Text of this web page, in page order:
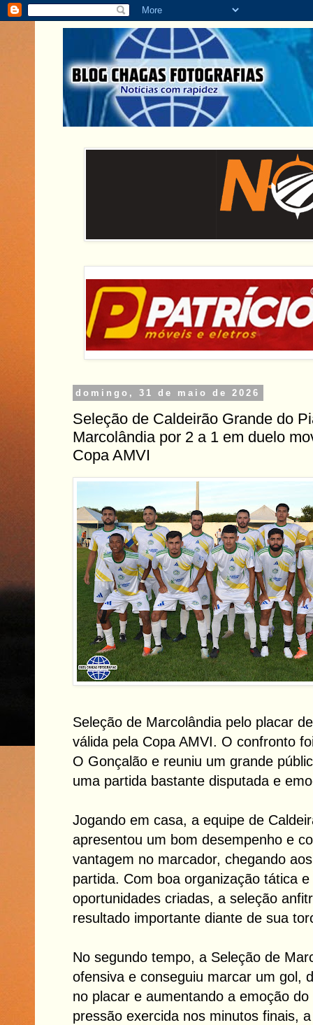
domingo, 31 de maio de 2026
Seleção de Caldeirão Grande do
Marcolândia por 2 a 1 em duelo
Copa AMVI
Seleção de Marcolândia pelo placar
válida pela Copa AMVI. O confronto
O Gonçalão e reuniu um grande
uma partida bastante disputada e
Jogando em casa, a equipe de
apresentou um bom desempenho e
vantagem no marcador, chegando
partida. Com boa organização tática
oportunidades criadas, a seleção
resultado importante diante de sua
No segundo tempo, a Seleção de
ofensiva e conseguiu marcar um gol,
no placar e aumentando a emoção
pressão exercida nos minutos finais,